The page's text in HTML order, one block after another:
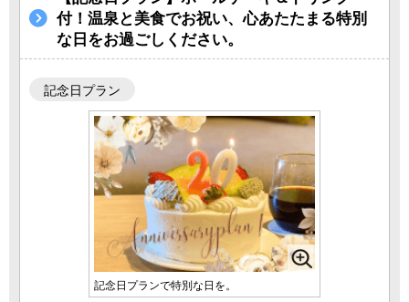
付！温泉と美食でお祝い、心あたたまる特別
な日をお過ごしください。
記念日プラン
記念日プランで特別な日を。